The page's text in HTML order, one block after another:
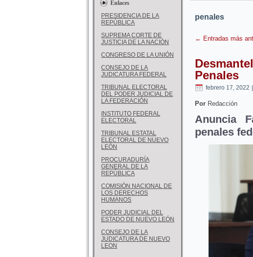
Enlaces
PRESIDENCIA DE LA
REPÚBLICA
SUPREMA CORTE DE
JUSTICIA DE LA NACIÓN
CONGRESO DE LA UNIÓN
CONSEJO DE LA
JUDICATURA FEDERAL
TRIBUNAL ELECTORAL
DEL PODER JUDICIAL DE
LA FEDERACIÓN
INSTITUTO FEDERAL
ELECTORAL
TRIBUNAL ESTATAL
ELECTORAL DE NUEVO
LEÓN
PROCURADURÍA
GENERAL DE LA
REPÚBLICA
COMISIÓN NACIONAL DE
LOS DERECHOS
HUMANOS
PODER JUDICIAL DEL
ESTADO DE NUEVO LEÓN
CONSEJO DE LA
JUDICATURA DE NUEVO
LEON
penales
← Entradas más
Penales
febrero 17, 2022
Por Redacción
Anuncia
penales